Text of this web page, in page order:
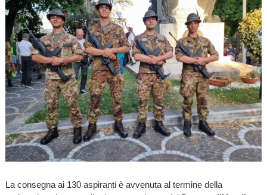
La consegna ai 130 aspiranti è avvenuta al termine della